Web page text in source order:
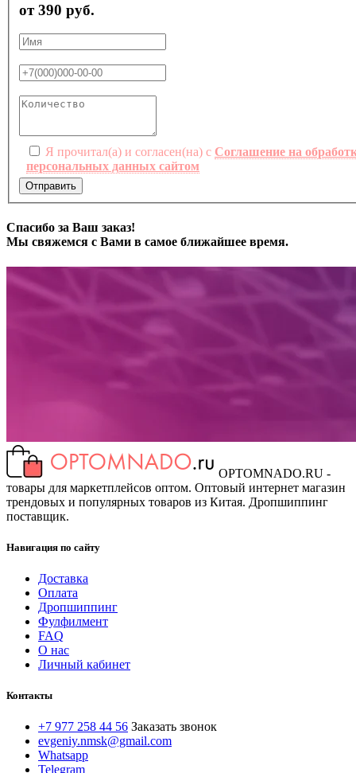
от 390 руб.
Я прочитал(а) и согласен(на) с Соглашение на
персональных данных сайтом
Отправить
Спасибо за Ваш заказ!
Мы свяжемся с Вами в самое ближайшее время.
OPTOMNADO.RU -
товары для маркетплейсов оптом. Оптовый интернет магазин
трендовых и популярных товаров из Китая. Дропшиппинг
поставщик.
Навигация по сайту
Доставка
Оплата
Дропшиппинг
Фулфилмент
FAQ
О нас
Личный кабинет
Контакты
+7 977 258 44 56 Заказать звонок
evgeniy.nmsk@gmail.com
Whatsapp
Telegram